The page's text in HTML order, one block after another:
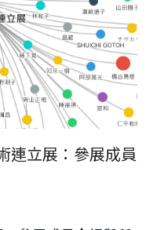
連立展：參展成員